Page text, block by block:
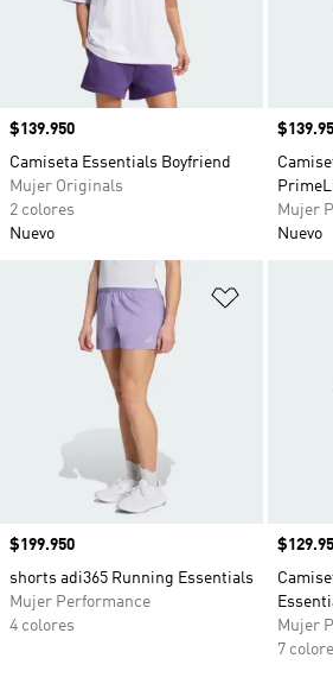
Precio
$139.950
Camiseta Essentials Boyfriend
Mujer Originals
2 colores
Nuevo
Precio
Mujer
Nuevo
Añadir a
Precio
$199.950
shorts adi365 Running Essentials
Mujer Performance
4 colores
Precio
Mujer
7